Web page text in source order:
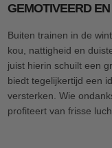
GEMOTIVEERD
Buiten trainen in de
kou, nattigheid en
juist hierin schuilt een
biedt tegelijkertijd een
versterken. Wie
profiteert van frisse